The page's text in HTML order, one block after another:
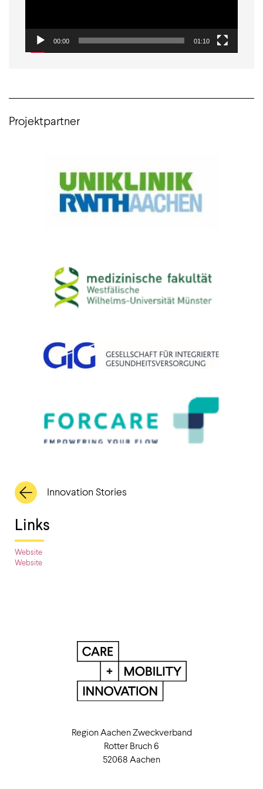
Innovation Stories
Links
Website
Website
00:00 01:10
Projektpartner
Region Aachen Zweckverband
Rotter Bruch 6
52068 Aachen